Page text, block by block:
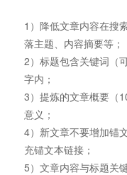
1）降低文章内容在搜
落主题、内容摘要等；
2）标题包含关键词（
字内；
3）提炼的文章概要（
意义；
4）新文章不要增加锚
充锚文本链接；
5）文章内容与标题关